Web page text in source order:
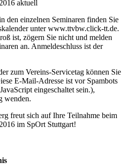
aktuell
den einzelnen Seminaren finden Sie
unter www.ttvbw.click-tt.de.
ist, zögern Sie nicht und melden
an. Anmeldeschluss ist der
zum Vereins-Servicetag können Sie
E-Mail-Adresse ist vor Spambots
eingeschaltet sein.),
wenden.
freut sich auf Ihre Teilnahme beim
im SpOrt Stuttgart!